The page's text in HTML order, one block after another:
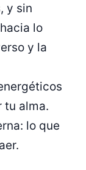
y sin
lo
y la
tu alma.
lo que